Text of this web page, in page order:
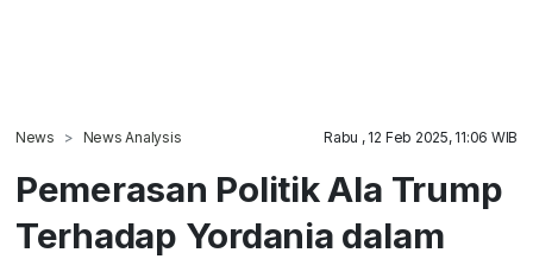
News News Analysis Rabu , 12 Feb 2025, 11:06 WIB
Pemerasan Politik Ala Trump
Terhadap Yordania dalam